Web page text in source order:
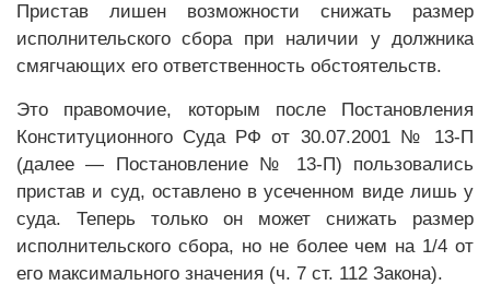
Пристав лишен возможности снижать размер
исполнительского сбора при наличии у должника
смягчающих его ответственность обстоятельств.
Это правомочие, которым после Постановления
Конституционного Суда РФ от 30.07.2001 № 13-П
(далее — Постановление № 13-П) пользовались
пристав и суд, оставлено в усеченном виде лишь у
суда. Теперь только он может снижать размер
исполнительского сбора, но не более чем на 1/4 от
его максимального значения (ч. 7 ст. 112 Закона).